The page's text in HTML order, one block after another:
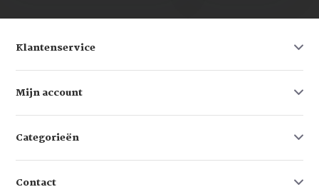
Klantenservice
Mijn account
Categorieën
Contact